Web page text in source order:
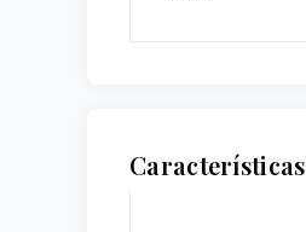
Características